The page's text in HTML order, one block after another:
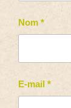
Nom *
E-mail *